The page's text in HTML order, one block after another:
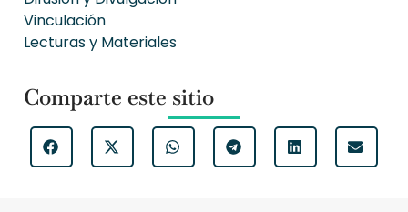
Vinculación
Lecturas y Materiales
Comparte este sitio